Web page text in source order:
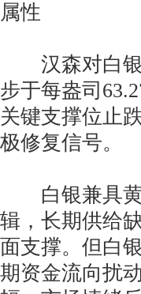
属性
汉森对白银
步于每盎司
关键支撑位止
极修复信号。
白银兼具黄
辑，长期供给
面支撑。但白
期资金流向扰